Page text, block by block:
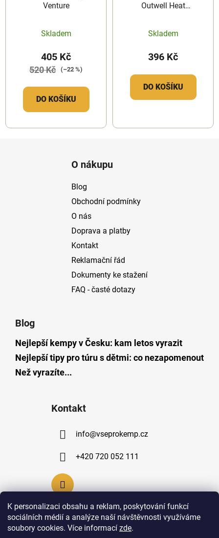
K personalizaci obsahu a reklam, poskytování funkcí
sociálních médií a analýze naší návštěvnosti využíváme
soubory cookies. Více informací zde.
Venture
Skladem
405 Kč
520 Kč (–22 %)
DO KOŠÍKU
Outwell Heat
Skladem
396 Kč
DO KOŠÍKU
O nákupu
Blog
Obchodní podmínky
O nás
Doprava a platby
Kontakt
Reklamační řád
Dokumenty ke stažení
FAQ - časté dotazy
Blog
Nejlepší kempy v Česku: kam letos vyrazit
Nejlepší tipy pro túru s dětmi: co nezapomenout
Než vyrazíte...
Kontakt
info@vseprokemp.cz
+420 720 052 111